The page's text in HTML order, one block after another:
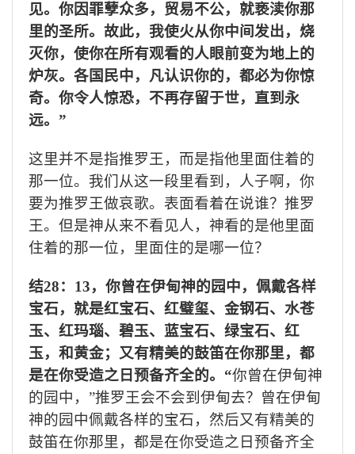
见。你因罪孽众多，贸易不公，就亵渎你那
里的圣所。故此，我使火从你中间发出，烧
灭你，使你在所有观看的人眼前变为地上的
炉灰。各国民中，凡认识你的，都必为你惊
奇。你令人惊恐，不再存留于世，直到永
远。”
这里并不是指推罗王，而是指他里面住着的
那一位。我们从这一段里看到，人子啊，你
要为推罗王做哀歌。表面看着在说谁？推罗
王。但是神从来不看见人，神看的是他里面
住着的那一位，里面住的是哪一位？
结28： 13，你曾在伊甸神的园中，佩戴各样
宝石，就是红宝石、红璧玺、金钢石、水苍
玉、红玛瑙、碧玉、蓝宝石、绿宝石、红
玉，和黄金；又有精美的鼓笛在你那里，都
是在你受造之日预备齐全的。“你曾在伊甸神
的园中，”推罗王会不会到伊甸去？曾在伊甸
神的园中佩戴各样的宝石，然后又有精美的
鼓笛在你那里，都是在你受造之日预备齐全